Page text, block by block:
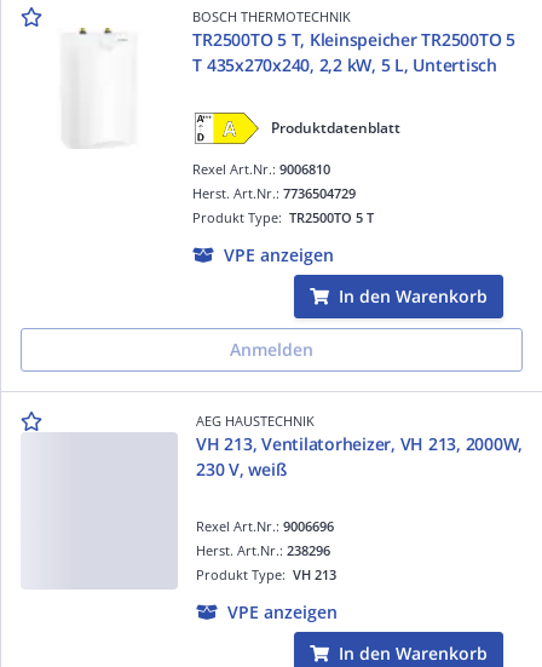
BOSCH THERMOTECHNIK
TR2500TO 5 T, Kleinspeicher TR2500TO 5
T 435x270x240, 2,2 kW, 5 L, Untertisch
Produktdatenblatt
Rexel Art.Nr.:9006810
Produkt Type:TR2500TO 5 T
Herst. Art.Nr.:7736504729
VPE anzeigen
In den Warenkorb
Anmelden
AEG HAUSTECHNIK
VH 213, Ventilatorheizer, VH 213, 2000W,
230 V, weiß
Rexel Art.Nr.: 9006696
Produkt Type: VH 213
Herst. Art.Nr.: 238296
VPE anzeigen
In den Warenkorb